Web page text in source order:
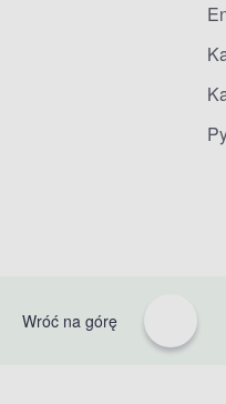
Wróć na górę